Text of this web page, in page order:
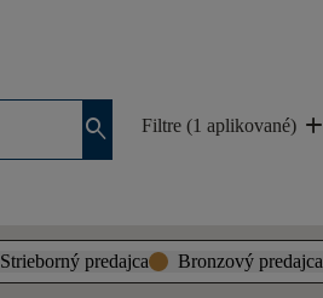
search Filtre (1 aplikované) add
Strieborný predajca Bronzový predajca